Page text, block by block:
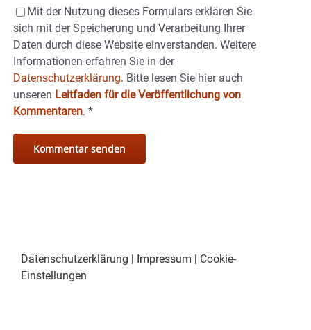
Mit der Nutzung dieses Formulars erklären Sie
sich mit der Speicherung und Verarbeitung Ihrer
Daten durch diese Website einverstanden. Weitere
Informationen erfahren Sie in der
Datenschutzerklärung. Bitte lesen Sie hier auch
unseren Leitfaden für die Veröffentlichung von
Kommentaren. *
Datenschutzerklärung | Impressum | Cookie-
Einstellungen